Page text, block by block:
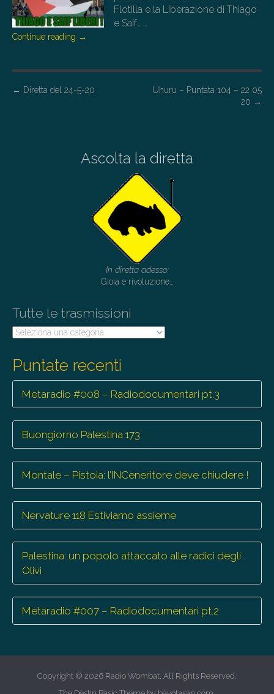
Flotilla e la Liberazione di Thiago
e Saif… …
Continue reading →
P
n
← Diretta del 24-5-20
Uhuru – Puntata 104 – 22 05
20 →
Ascolta la diretta
In diretta adesso:
Gioia e rivoluzione…
Tutte le trasmissioni
Tutte
Puntate recenti
Metaradio #008 – Radiodocumentari pt.3
Buongiorno Palestina 173
Montale – Pistoia: l’INCeneritore deve chiudere !
Nervature 118 Estiviamo assieme
Palestina: un popolo attaccato alle radici degli
Olivi
Metaradio #007 – Radiodocumentari pt.2
Copyright © 2026 Radio Wombat. All Rights Reserved.